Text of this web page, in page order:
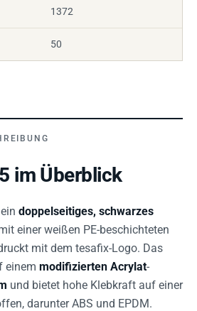
1372
50
im Überblick
doppelseitiges, schwarzes
einer weißen PE-beschichteten
mit dem tesafix-Logo. Das
einem modifizierten Acrylat-
und bietet hohe Klebkraft auf einer
darunter ABS und EPDM.